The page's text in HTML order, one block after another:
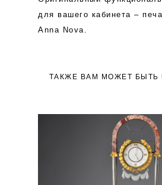
для вашего кабинета –
Anna Nova.
ТАКЖЕ ВАМ МОЖЕТ БЫТЬ